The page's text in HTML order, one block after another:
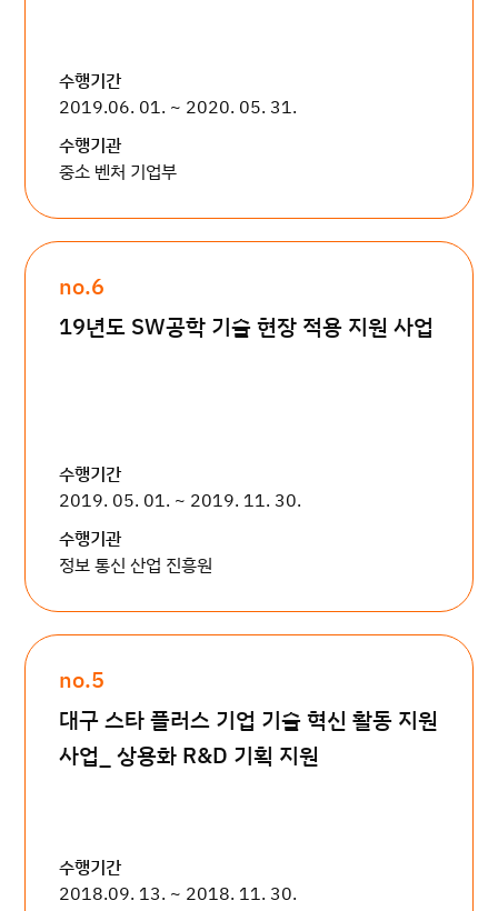
수행기간
2019.06. 01. ~ 2020. 05. 31.
수행기관
중소 벤처 기업부
no.6
19년도 SW공학 기술 현장 적용 지원 사업
수행기간
2019. 05. 01. ~ 2019. 11. 30.
수행기관
정보 통신 산업 진흥원
no.5
대구 스타 플러스 기업 기술 혁신 활동 지원
사업_ 상용화 R&D 기획 지원
수행기간
2018.09. 13. ~ 2018. 11. 30.